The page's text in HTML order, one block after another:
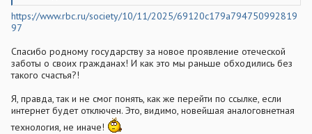
https://www.rbc.ru/society/10/11/2025/69120c179a794750992819
97
Спасибо родному государству за новое проявление отеческой
заботы о своих гражданах! И как это мы раньше обходились без
такого счастья?!
Я, правда, так и не смог понять, как же перейти по ссылке, если
интернет будет отключен. Это, видимо, новейшая аналоговнетная
технология, не иначе!